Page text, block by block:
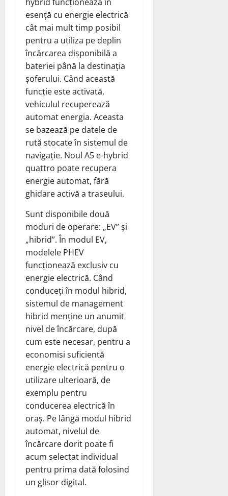
esență cu energie electrică
cât mai mult timp posibil
pentru a utiliza pe deplin
încărcarea disponibilă a
bateriei până la destinația
șoferului. Când această
funcție este activată,
vehiculul recuperează
automat energia. Aceasta
se bazează pe datele de
rută stocate în sistemul de
navigație. Noul A5 e-hybrid
quattro poate recupera
energie automat, fără
ghidare activă a traseului.
Sunt disponibile două
moduri de operare: „EV” și
„hibrid”. În modul EV,
modelele PHEV
funcționează exclusiv cu
energie electrică. Când
conduceți în modul hibrid,
sistemul de management
hibrid menține un anumit
nivel de încărcare, după
cum este necesar, pentru a
economisi suficientă
energie electrică pentru o
utilizare ulterioară, de
exemplu pentru
conducerea electrică în
oraș. Pe lângă modul hibrid
automat, nivelul de
încărcare dorit poate fi
acum selectat individual
pentru prima dată folosind
un glisor digital.